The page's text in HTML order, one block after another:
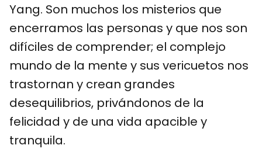
Yang. Son muchos los misterios que
encerramos las personas y que nos son
difíciles de comprender; el complejo
mundo de la mente y sus vericuetos nos
trastornan y crean grandes
desequilibrios, privándonos de la
felicidad y de una vida apacible y
tranquila.